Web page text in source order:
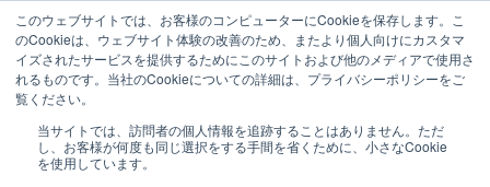
このウェブサイトでは、お客様のコンピューターにCookieを保存します。こ
のCookieは、ウェブサイト体験の改善のため、またより個人向けにカスタマ
イズされたサービスを提供するためにこのサイトおよび他のメディアで使用さ
れるものです。当社のCookieについての詳細は、プライバシーポリシーをご
覧ください。
当サイトでは、訪問者の個人情報を追跡することはありません。ただ
し、お客様が何度も同じ選択をする手間を省くために、小さなCookie
を使用しています。
お問い合わせ
4分で読むことができます。
【Qlik Cloud】Qlik Answers
の機能・カスタマイズ